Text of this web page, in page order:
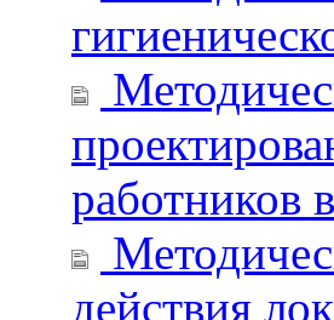
работников
действия